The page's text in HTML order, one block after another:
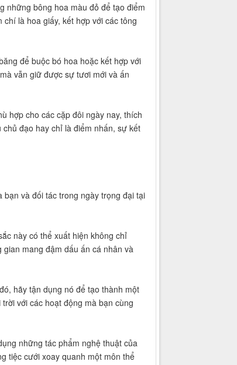
những bông hoa màu đỏ để tạo điểm
là hoa giấy, kết hợp với các tông
để buộc bó hoa hoặc kết hợp với
vẫn giữ được sự tươi mới và ấn
hợp cho các cặp đôi ngày nay, thích
đạo hay chỉ là điểm nhấn, sự kết
và đối tác trong ngày trọng đại tại
này có thể xuất hiện không chỉ
mang đậm dấu ấn cá nhân và
hãy tận dụng nó để tạo thành một
với các hoạt động mà bạn cùng
những tác phẩm nghệ thuật của
tiệc cưới xoay quanh một môn thể